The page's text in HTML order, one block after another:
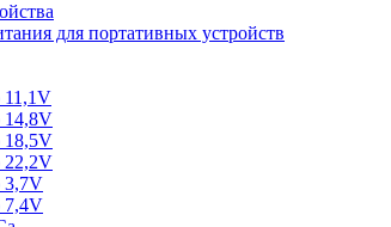
для портативных устройств
11,1V
14,8V
18,5V
22,2V
3,7V
7,4V